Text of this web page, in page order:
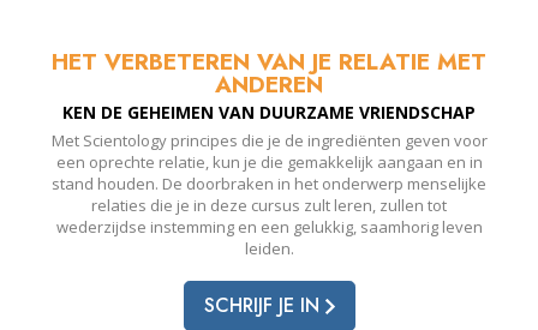
HET VERBETEREN VAN JE RELATIE MET
ANDEREN
KEN DE GEHEIMEN VAN DUURZAME VRIENDSCHAP
Met Scientology principes die je de ingrediënten geven voor
een oprechte relatie, kun je die gemakkelijk aangaan en in
stand houden. De doorbraken in het onderwerp menselijke
relaties die je in deze cursus zult leren, zullen tot
wederzijdse instemming en een gelukkig, saamhorig leven
leiden.
SCHRIJF JE IN